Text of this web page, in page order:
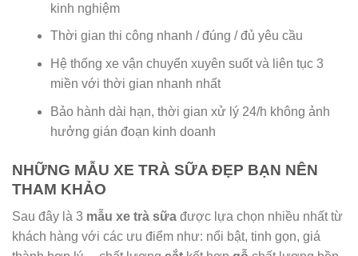
kinh nghiệm
Thời gian thi công nhanh / đúng / đủ yêu cầu
Hệ thống xe vận chuyển xuyên suốt và liên tục 3
miền với thời gian nhanh nhất
Bảo hành dài hạn, thời gian xử lý 24/h không ảnh
hưởng gián đoạn kinh doanh
NHỮNG MẪU XE TRÀ SỮA ĐẸP BẠN NÊN
THAM KHẢO
Sau đây là 3 mẫu xe trà sữa được lựa chọn nhiều nhất từ
khách hàng với các ưu điểm như: nổi bật, tinh gọn, giá